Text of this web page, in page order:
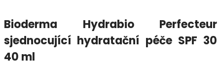
Bioderma Hydrabio Perfecteur
sjednocující hydratační péče SPF 30
40 ml